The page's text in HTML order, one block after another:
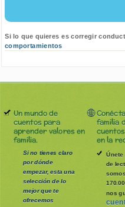
Si lo que quieres es corregir
comportamientos
Un mundo de
cuentos para
aprender valores en
familia.
Si no tienes claro
por dónde
empezar, esta una
selección de lo
mejor que te
ofrecemos
familia
en la
Únete
de
nos